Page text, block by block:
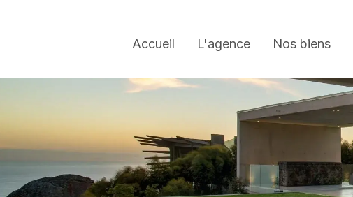
Accueil L'agence Nos biens